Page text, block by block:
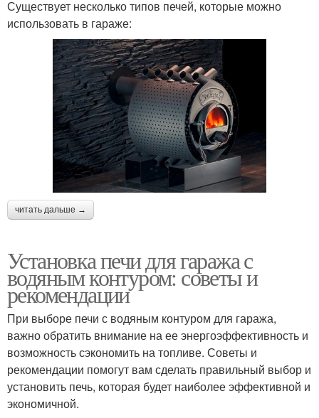
Существует несколько типов печей, которые можно
использовать в гараже:
читать дальше →
Установка печи для гаража с
водяным контуром: советы и
рекомендации
При выборе печи с водяным контуром для гаража,
важно обратить внимание на ее энергоэффективность и
возможность сэкономить на топливе. Советы и
рекомендации помогут вам сделать правильный выбор и
установить печь, которая будет наиболее эффективной и
экономичной.